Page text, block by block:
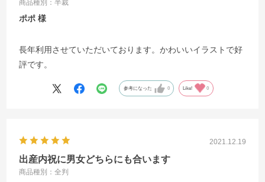
商品種別：半裁
ポポ
長年利用させていただいております。かわいいイラストで好
評です。
参考になった 0 Like! 0
2021.12.19
出産内祝に男女どちらにも合います
商品種別：全判